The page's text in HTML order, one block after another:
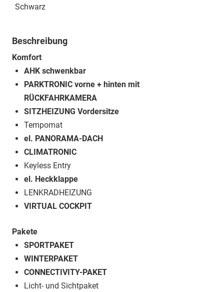
Schwarz
Beschreibung
Komfort
AHK schwenkbar
PARKTRONIC vorne + hinten mit
RÜCKFAHRKAMERA
SITZHEIZUNG Vordersitze
Tempomat
el. PANORAMA-DACH
CLIMATRONIC
Keyless Entry
el. Heckklappe
LENKRADHEIZUNG
VIRTUAL COCKPIT
Pakete
SPORTPAKET
WINTERPAKET
CONNECTIVITY-PAKET
Licht- und Sichtpaket